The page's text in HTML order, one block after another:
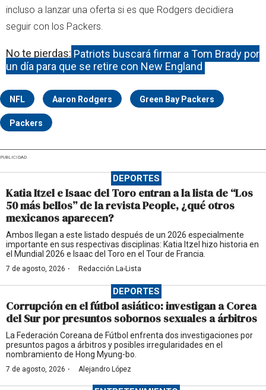
incluso a lanzar una oferta si es que Rodgers decidiera
seguir con los Packers.
No te pierdas: Patriots buscará firmar a Tom Brady por
un día para que se retire con New England
NFL Aaron Rodgers Green Bay Packers
Packers
PUBLICIDAD
DEPORTES
Katia Itzel e Isaac del Toro entran a la lista de “Los
50 más bellos” de la revista People, ¿qué otros
mexicanos aparecen?
Ambos llegan a este listado después de un 2026 especialmente
importante en sus respectivas disciplinas: Katia Itzel hizo historia en
el Mundial 2026 e Isaac del Toro en el Tour de Francia.
7 de agosto, 2026 · Redacción La-Lista
DEPORTES
Corrupción en el fútbol asiático: investigan a Corea
del Sur por presuntos sobornos sexuales a árbitros
La Federación Coreana de Fútbol enfrenta dos investigaciones por
presuntos pagos a árbitros y posibles irregularidades en el
nombramiento de Hong Myung-bo.
7 de agosto, 2026 · Alejandro López